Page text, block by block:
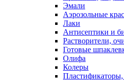
Эмали
Аэрозольные
Лаки
Антисептики и
Растворители,
Готовые
Олифа
Колеры
Пластификаторы,